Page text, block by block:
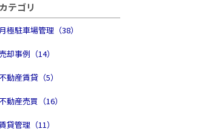
カテゴリ
月極駐車場管理（38）
却事例（14）
動産賃貸（5）
動産売買（16）
貸管理（11）